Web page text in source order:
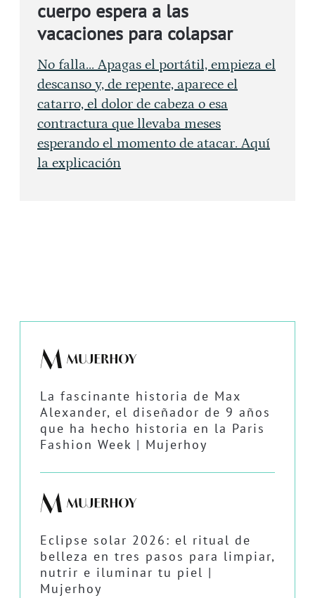
cuerpo espera a las
vacaciones para colapsar
No falla... Apagas el portátil, empieza el
descanso y, de repente, aparece el
catarro, el dolor de cabeza o esa
contractura que llevaba meses
esperando el momento de atacar. Aquí
la explicación
La fascinante historia de Max
Alexander, el diseñador de 9 años
que ha hecho historia en la Paris
Fashion Week | Mujerhoy
Eclipse solar 2026: el ritual de
belleza en tres pasos para limpiar,
nutrir e iluminar tu piel |
Mujerhoy